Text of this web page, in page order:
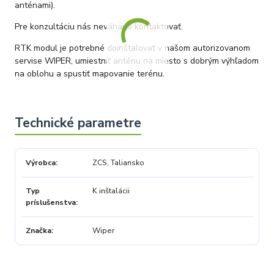
anténami).
Pre konzultáciu nás neváhajte kontaktovať.
RTK modul je potrebné doinštalovať v našom autorizovanom
servise WIPER, umiestniť anténu na miesto s dobrým výhľadom
na oblohu a spustiť mapovanie terénu.
Výrobca ZCS, Taliansko
Typ
príslušenstva
K inštalácii
Značka Wiper